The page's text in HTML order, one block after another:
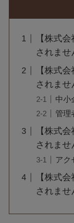
【株式
されませ
【株式
されませ
中小
管理
【株式
されませ
アク
【株式
されませ